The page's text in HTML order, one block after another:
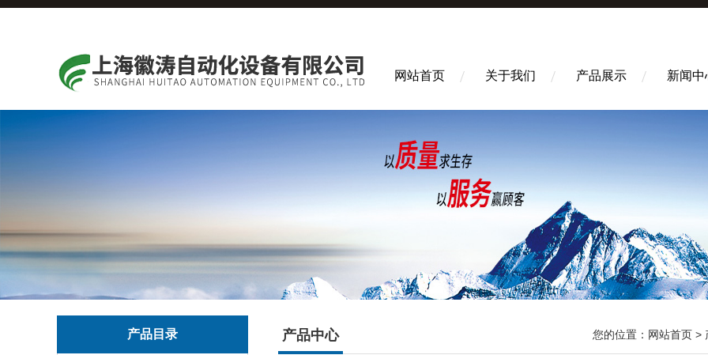
网站首页 关于我们 产品展示 新闻中
产品目录 产品中心 您的位置： 网站首页 >